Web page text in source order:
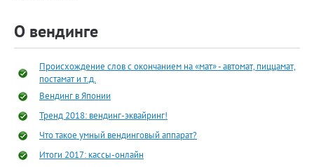
О вендинге
Происхождение слов с окончанием на «мат» - автомат, пиццамат,
постамат и т.д.
Вендинг в Японии
Тренд 2018: вендинг-эквайринг!
Что такое умный вендинговый аппарат?
Итоги 2017: кассы-онлайн